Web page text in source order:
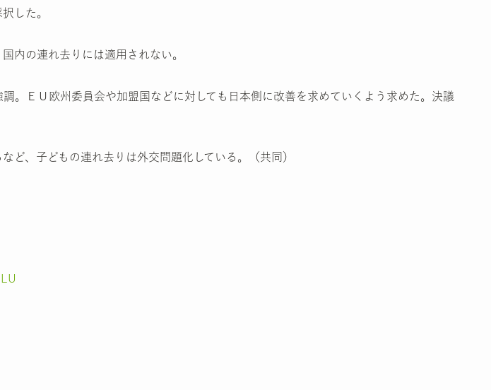
した。
内の連れ去りには適用されない。
。ＥＵ欧州委員会や加盟国などに対しても日本側に改善を求めていくよう求めた。決議
ど、子どもの連れ去りは外交問題化している。（共同）